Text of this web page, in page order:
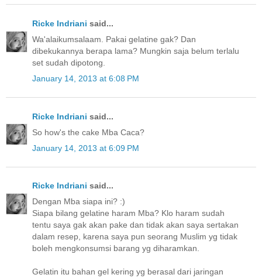
Ricke Indriani said...
Wa'alaikumsalaam. Pakai gelatine gak? Dan
dibekukannya berapa lama? Mungkin saja belum terlalu
set sudah dipotong.
January 14, 2013 at 6:08 PM
Ricke Indriani said...
So how's the cake Mba Caca?
January 14, 2013 at 6:09 PM
Ricke Indriani said...
Dengan Mba siapa ini? :)
Siapa bilang gelatine haram Mba? Klo haram sudah
tentu saya gak akan pake dan tidak akan saya sertakan
dalam resep, karena saya pun seorang Muslim yg tidak
boleh mengkonsumsi barang yg diharamkan.
Gelatin itu bahan gel kering yg berasal dari jaringan